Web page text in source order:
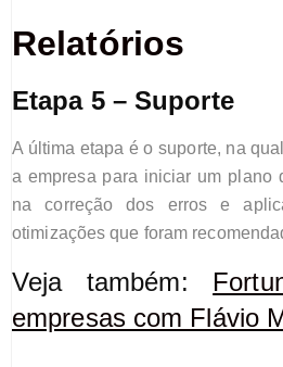
Relatórios
Etapa 5 – Suporte
A última etapa é o suporte, na
a empresa para iniciar um plano
na correção dos erros e
otimizações que foram
Veja também:
empresas com Flávio